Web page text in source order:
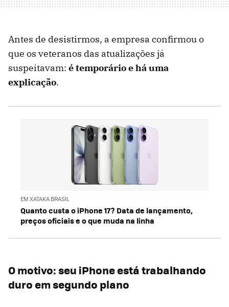
Antes de desistirmos, a empresa confirmou o
que os veteranos das atualizações já
suspeitavam: é temporário e há uma
explicação.
EM XATAKA BRASIL
Quanto custa o iPhone 17? Data de lançamento,
preços oficiais e o que muda na linha
O motivo: seu iPhone está trabalhando
duro em segundo plano